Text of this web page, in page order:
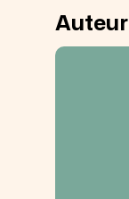
Auteur